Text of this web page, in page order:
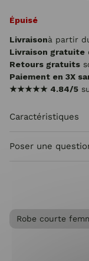
Épuisé
Livraisonà partir
Livraison gratuite
Retours gratuits
Paiement en 3X
★★★★★ 4.84/5
Caractéristiques
Poser une
Robe courte